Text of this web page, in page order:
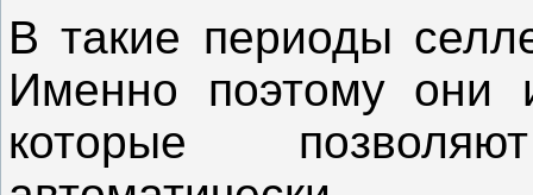
В такие периоды
Именно поэтому они
которые